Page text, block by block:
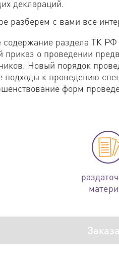
деклараций.
разберем с вами все
содержание раздела ТК РФ
приказ о проведении
Новый порядок
подходы к проведению
форм